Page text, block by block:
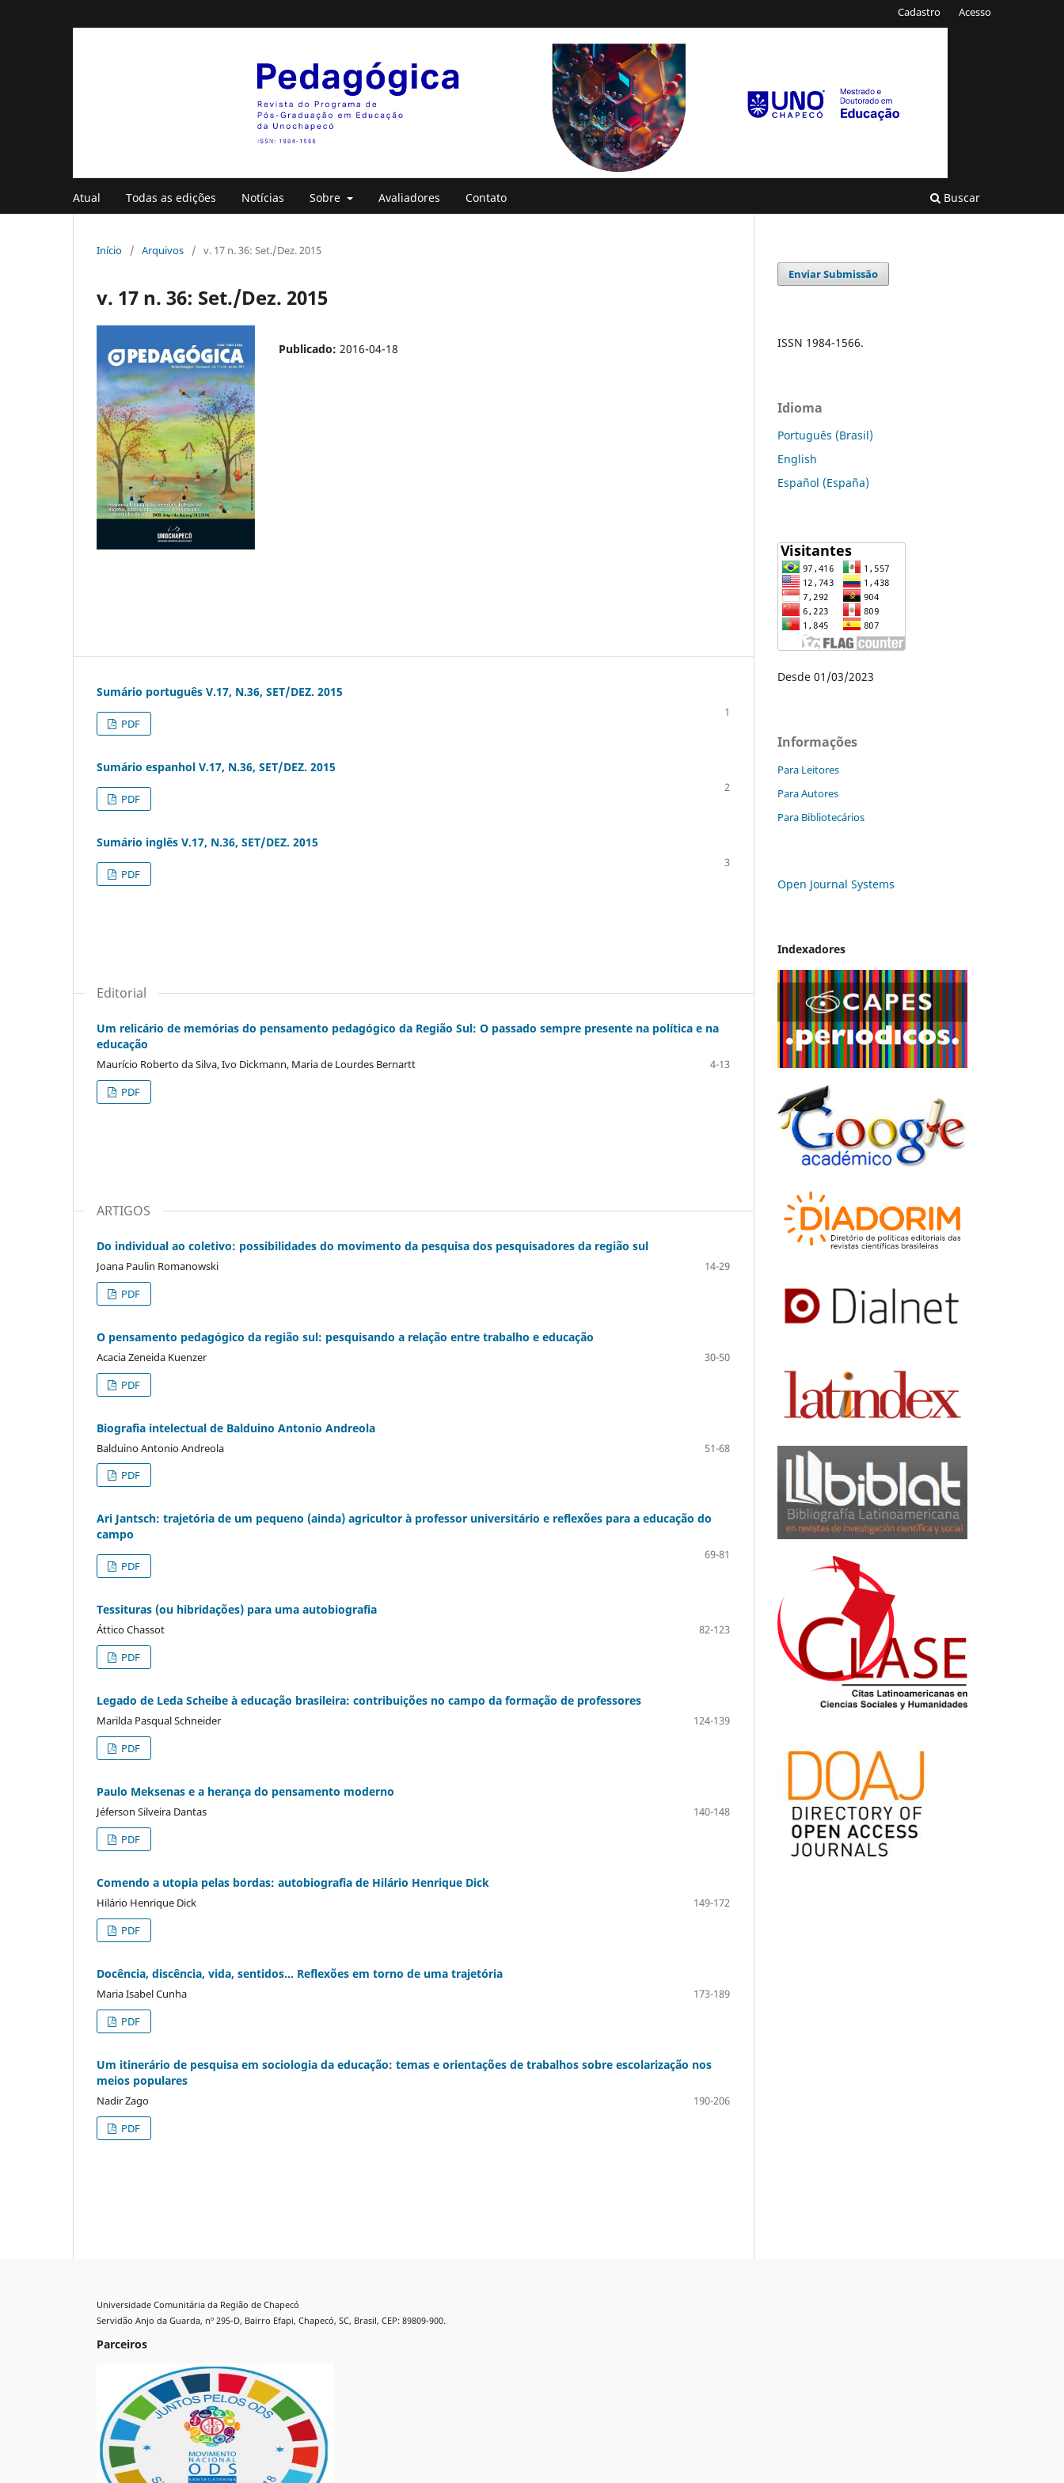
Atual Todas as edições Notícias Sobre Avaliadores Contato Buscar
Cadastro Acesso
Início / Arquivos / v. 17 n. 36: Set./Dez. 2015
v. 17 n. 36: Set./Dez. 2015
Publicado: 2016-04-18
Sumário português V.17, N.36, SET/DEZ. 2015
1
PDF
Sumário espanhol V.17, N.36, SET/DEZ. 2015
2
PDF
Sumário inglês V.17, N.36, SET/DEZ. 2015
3
PDF
Editorial
Um relicário de memórias do pensamento pedagógico da Região Sul: O passado sempre presente na política e na
educação
Maurício Roberto da Silva, Ivo Dickmann, Maria de Lourdes Bernartt
4-13
PDF
ARTIGOS
Do individual ao coletivo: possibilidades do movimento da pesquisa dos pesquisadores da região sul
Joana Paulin Romanowski
14-29
PDF
O pensamento pedagógico da região sul: pesquisando a relação entre trabalho e educação
Acacia Zeneida Kuenzer
30-50
PDF
Biografia intelectual de Balduino Antonio Andreola
Balduino Antonio Andreola
51-68
PDF
Ari Jantsch: trajetória de um pequeno (ainda) agricultor à professor universitário e reflexões para a educação do
campo
69-81
PDF
Tessituras (ou hibridações) para uma autobiografia
Áttico Chassot
82-123
PDF
Legado de Leda Scheibe à educação brasileira: contribuições no campo da formação de professores
Marilda Pasqual Schneider
124-139
PDF
Paulo Meksenas e a herança do pensamento moderno
Jéferson Silveira Dantas
140-148
PDF
Comendo a utopia pelas bordas: autobiografia de Hilário Henrique Dick
Hilário Henrique Dick
149-172
PDF
Docência, discência, vida, sentidos... Reflexões em torno de uma trajetória
Maria Isabel Cunha
173-189
PDF
Um itinerário de pesquisa em sociologia da educação: temas e orientações de trabalhos sobre escolarização nos
meios populares
Nadir Zago
190-206
PDF
Enviar Submissão
ISSN 1984-1566.
Idioma
Português (Brasil)
English
Español (España)
Desde 01/03/2023
Informações
Para Leitores
Para Autores
Para Bibliotecários
Open Journal Systems
Indexadores
Universidade Comunitária da Região de Chapecó
Servidão Anjo da Guarda, nº 295-D, Bairro Efapi, Chapecó, SC, Brasil, CEP: 89809-900.
Parceiros